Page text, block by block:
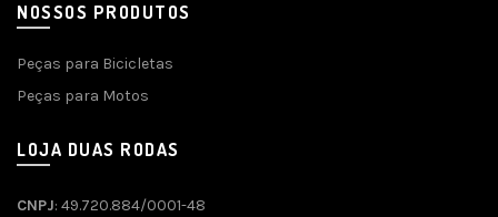
NOSSOS PRODUTOS
Peças para Bicicletas
Peças para Motos
LOJA DUAS RODAS
CNPJ: 49.720.884/0001-48